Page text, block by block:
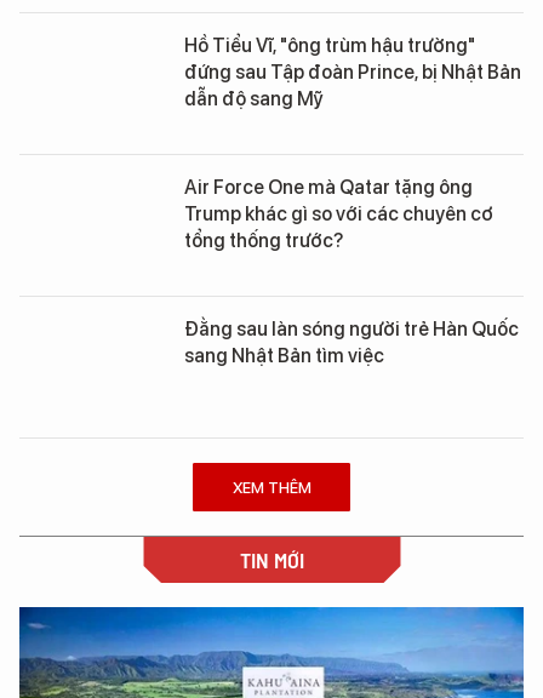
Hồ Tiểu Vĩ, "ông trùm hậu trường"
đứng sau Tập đoàn Prince, bị Nhật Bản
dẫn độ sang Mỹ
Air Force One mà Qatar tặng ông
Trump khác gì so với các chuyên cơ
tổng thống trước?
Đằng sau làn sóng người trẻ Hàn Quốc
sang Nhật Bản tìm việc
XEM THÊM
TIN MỚI